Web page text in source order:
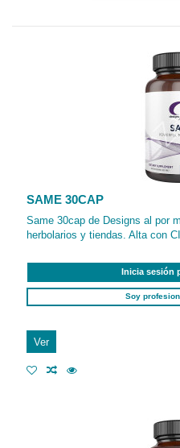
SAME 30CAP
Same 30cap de Designs al por
herbolarios y tiendas. Alta con
Inicia sesión
Soy
Ver